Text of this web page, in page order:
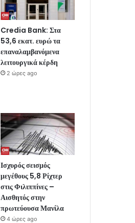
Credia Bank: Στα
53,6 εκατ. ευρώ τα
επαναλαμβανόμενα
λειτουργικά κέρδη
2 ώρες ago
Ισχυρός σεισμός
μεγέθους 5,8 Ρίχτερ
στις Φιλιππίνες –
Αισθητός στην
πρωτεύουσα Μανίλα
4 ώρες ago